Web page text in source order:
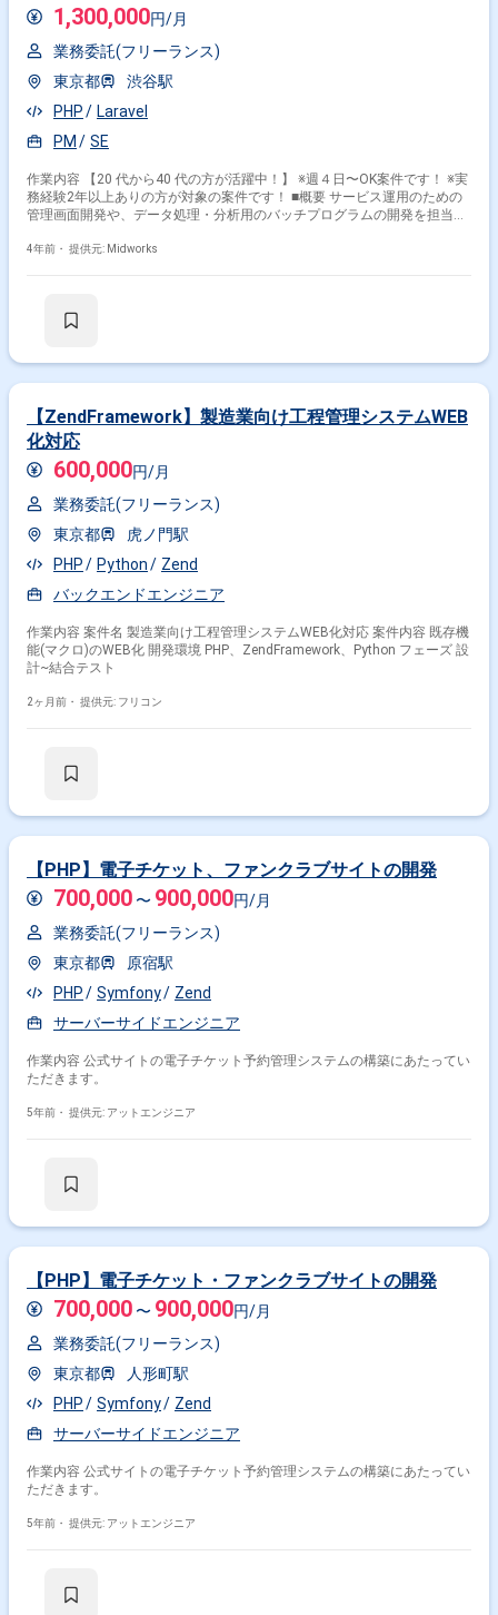
1,300,000円/月
業務委託(フリーランス)
東京都
渋谷駅
PHP
Laravel
PM
SE
作業内容 【20 代から40 代の方が活躍中！】 ※週４日〜OK案件です！ ※実
務経験2年以上ありの方が対象の案件です！ ■概要 サービス運用のための
管理画面開発や、データ処理・分析用のバッチプログラムの開発を担当い
な作業内容 ・管理画面の開発（標準的なWEBアプリもしくはSPA） ・デ
TypeScript ・バックエンド: Go, MySQL 採用支援Webシステム 再構築及
概要 クリニック向けのWEBサイトや電子カルテ、予約アプリなどの開発
を担当します。PHPとLaravelを使い、アジャイル開発手法でプロジェクト
を進めます。 ■具体的な作業内容 ・PHP（Laravel）を使用した開発 ・
AWSを利用したシステム構築 ・基本設計以降の開発 ・リーダーシップの
発揮 上級システムエンジニア☆即日〜中長期歓迎 ■概要 国内No.1の動画
配信オールインワンシステムを活用したカスタマイズ開発、新規サービス
開発、機能追加開発を行います。 ■具体的な作業内容 ・新規サービスの開
発、機能追加 ・フロント/バックエンドのWebAPI開発 ・アーキテクト選
手メディア・コンテンツホルダ向け動画配信サイトの新規および既存案件
の開発プロジェクトをリードします。プロジェクト計画から進行管理、リ
ソース管理まで幅広く担当します。 ■具体的な作業内容 ・プロジェクト計
画立案、進行管理 ・顧客との要件定義 ・工数見積もり、予実管理 ・アー
キテクト選定、基本設計 ・リソース管理、顧客対応 勤務開始時には、プ
ロジェクトの一員として、コミュニケーションを取りながら業務を進めて
頂く予定です。また、緊急時に出社が必要となる場合がございます。 --------
---------------------------------------------------------- 直近の参画案件の経験とご希望に併せた
ません。
4年前・ 提供元: Midworks
【ZendFramework】製造業向け工程管理システムWEB
化対応
600,000円/月
業務委託(フリーランス)
東京都
虎ノ門駅
PHP
Python
Zend
バックエンドエンジニア
作業内容 案件名 製造業向け工程管理システムWEB化対応 案件内容 既存機
能(マクロ)のWEB化 開発環境 PHP、ZendFramework、Python フェーズ 設
計~結合テスト
2ヶ月前・ 提供元: フリコン
【PHP】電子チケット、ファンクラブサイトの開発
700,000 〜 900,000円/月
業務委託(フリーランス)
東京都
原宿駅
PHP
Symfony
Zend
サーバーサイドエンジニア
作業内容 公式サイトの電子チケット予約管理システムの構築にあたってい
ただきます。
5年前・ 提供元: アットエンジニア
【PHP】電子チケット・ファンクラブサイトの開発
700,000 〜 900,000円/月
業務委託(フリーランス)
東京都
人形町駅
PHP
Symfony
Zend
サーバーサイドエンジニア
作業内容 公式サイトの電子チケット予約管理システムの構築にあたってい
ただきます。
5年前・ 提供元: アットエンジニア
掛け合わせ条件で絞り込む
PHP × Laravel PHP × CakePHP
職種で絞り込む
PHP × バックエンドエンジニア
PHP × サーバーサイドエンジニア
PHP × アプリケーションエンジニア